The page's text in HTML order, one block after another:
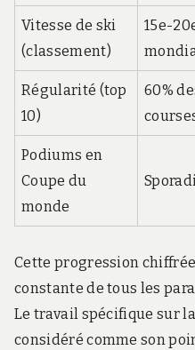
Vitesse de ski
(classement)
15e-
Régularité (top
10)
60%
Podiums en
Coupe du
monde
Cette progression
constante de tous les
Le travail spécifique sur
considéré comme son